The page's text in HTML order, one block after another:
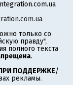
только со
правду",
полного текста
.
ПОДДЕРЖКЕ/
рекламы.